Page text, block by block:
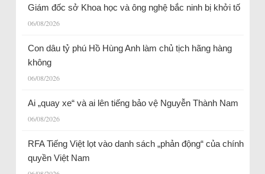
Giám đốc sở Khoa học và ông nghệ bắc ninh bị khởi tố
06/08/2026
Con dâu tỷ phú Hồ Hùng Anh làm chủ tịch hãng hàng
không
06/08/2026
Ai „quay xe“ và ai lên tiếng bảo vệ Nguyễn Thành Nam
06/08/2026
RFA Tiếng Việt lọt vào danh sách „phản động“ của chính
quyền Việt Nam